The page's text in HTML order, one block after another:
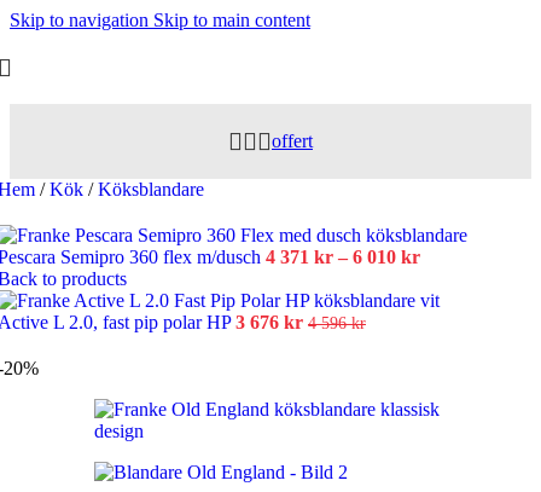
Skip to navigation Skip to main content
offert
/ Kök / Köksblandare
Semipro 360 flex m/dusch 4 371 kr – 6 010 krPrisintervall:
371 kr
to products
L 2.0, fast pip polar HPDet
4
3 676 krDet
3
4 596kr
20%